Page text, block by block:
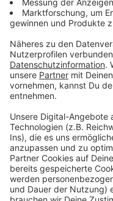
www.kreis-kleve.de/
www.kreis-kleve.de/
Anzeige
Anzeige